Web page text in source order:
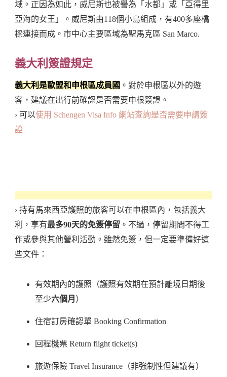
域。正因為如此，威尼斯也被譽為「水都」或「亞得里
亞海的女王」。威尼斯由118個小島組成，有400多座橋
樑連接而成。市中心主要區域為聖馬克區 San Marco.
義大利簽證規定
義大利是歐盟和申根區成員國 。對於申根區以外的遊
客，建議在出行前確認是否需要申根簽證。
› 可以使用 Schengen Visa Info 網站查詢是否需要申請簽
證
› 持有馬來西亞護照的旅客可以在申根區內，包括義大
利，享有最多90天的免簽停留 。不過，停留期間不得工
作或參與其他營利活動。雖然免簽，但一定要準備好這
些文件：
有效期內的護照（護照有效期在預計離境日期後
至少六個月 ）
住宿訂房確認單 Booking Confirmation
回程機票 Return flight ticket(s)
旅遊保險 Travel Insurance（非強制性但建議有）